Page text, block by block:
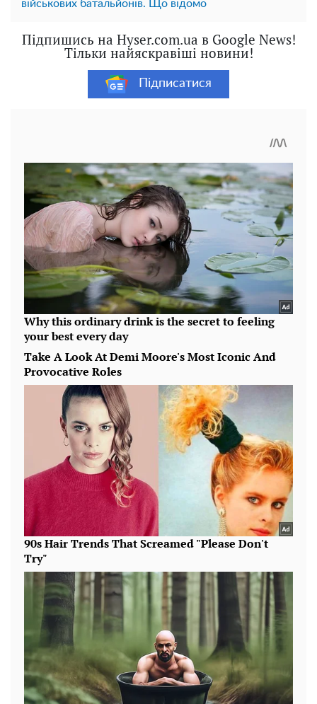
військових батальйонів. Що відомо
Підпишись на Hyser.com.ua в Google News!
Тільки найяскравіші новини!
Підписатися